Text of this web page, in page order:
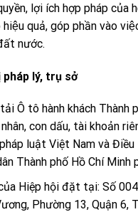
lợi ích hợp pháp của
quả, góp phần vào
nước.
lý, trụ sở
Ô tô hành khách Thành
con dấu, tài khoản
luật Việt Nam và
Thành phố Hồ Chí Minh
Hiệp hội đặt tại: Số
Phường 13, Quận 6,